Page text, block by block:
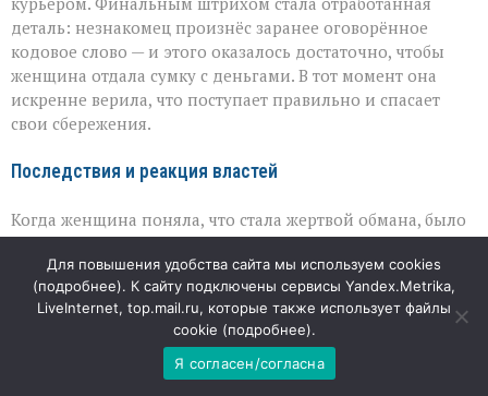
деталь: незнакомец произнёс заранее оговорённое
кодовое слово — и этого оказалось достаточно, чтобы
женщина отдала сумку с деньгами. В тот момент она
искренне верила, что поступает правильно и спасает
свои сбережения.
Последствия и реакция властей
Когда женщина поняла, что стала жертвой обмана, было
уже поздно. Полиция возбудила уголовное дело о
мошенничестве в особо крупном размере, а прокуратура
взяла расследование на контроль. Сейчас главная
задача — найти причастных и разобраться, как
преступникам удалось выстроить столь сложную
цепочку манипуляций. Но не менее важно, что эта
Для повышения удобства сайта мы используем cookies
(подробнее). К сайту подключены сервисы Yandex.Metrika,
LiveInternet, top.mail.ru, которые также использует файлы
cookie (подробнее).
Я согласен/согласна